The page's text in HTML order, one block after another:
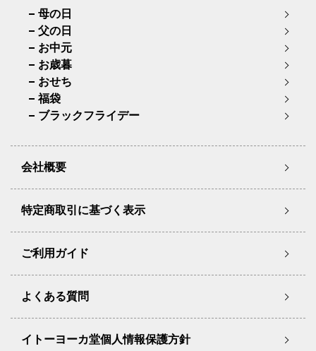
母の日
父の日
お中元
お歳暮
おせち
福袋
ブラックフライデー
会社概要
特定商取引に基づく表示
ご利用ガイド
よくある質問
イトーヨーカ堂個人情報保護方針